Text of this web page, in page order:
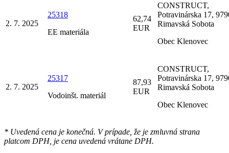
2. 7. 2025
25318
EE materiála
62,74
EUR
CONSTRUCT,
Potravinárska 17,
Rimavská Sobota
Obec Klenovec
2. 7. 2025
25317
Vodoinšt. materiál
87,93
EUR
CONSTRUCT,
Potravinárska 17,
Rimavská Sobota
Obec Klenovec
* Uvedená cena je konečná. V prípade, že je zmluvná strana
platcom DPH, je cena uvedená vrátane DPH.